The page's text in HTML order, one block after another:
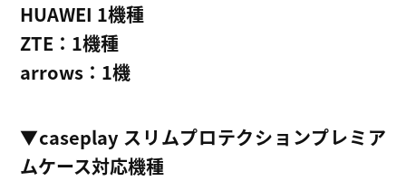
HUAWEI 1機種
ZTE：1機種
arrows：1機
▼caseplay スリムプロテクションプレミア
ムケース対応機種